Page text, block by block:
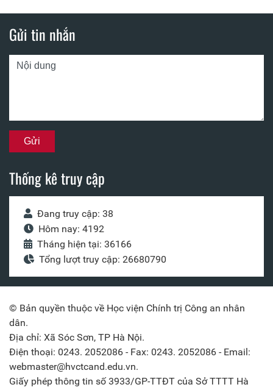
Gửi tin nhắn
Thống kê truy cập
Đang truy cập: 38
Hôm nay: 4192
Tháng hiện tại: 36166
Tổng lượt truy cập: 26680790
© Bản quyền thuộc về Học viện Chính trị Công an nhân
dân.
Địa chỉ: Xã Sóc Sơn, TP Hà Nội.
Điện thoại: 0243. 2052086 - Fax: 0243. 2052086 - Email:
webmaster@hvctcand.edu.vn.
Giấy phép thông tin số 3933/GP-TTĐT của Sở TTTT Hà